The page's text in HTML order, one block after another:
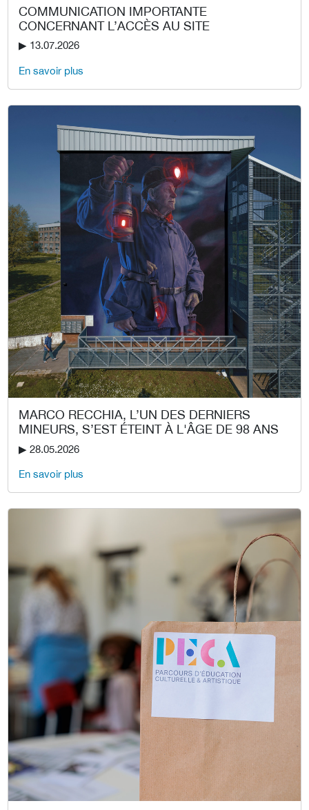
COMMUNICATION IMPORTANTE
CONCERNANT L’ACCÈS AU SITE
▶︎ 13.07.2026
En savoir plus
MARCO RECCHIA, L’UN DES DERNIERS
MINEURS, S’EST ÉTEINT À L'ÂGE DE 98 ANS
▶︎ 28.05.2026
En savoir plus